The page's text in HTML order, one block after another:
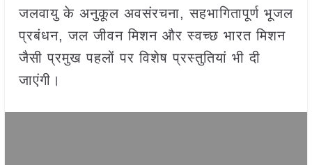
जलवायु के अनुकूल अवसंरचना, सहभागितापूर्ण भूजल
प्रबंधन, जल जीवन मिशन और स्वच्छ भारत मिशन
जैसी प्रमुख पहलों पर विशेष प्रस्तुतियां भी दी
जाएंगी।